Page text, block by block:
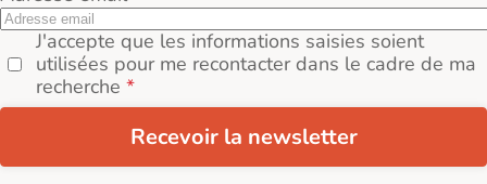
J'accepte que les informations saisies soient
utilisées pour me recontacter dans le cadre de ma
recherche
Recevoir la newsletter